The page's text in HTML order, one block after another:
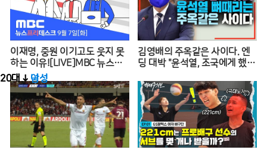
이재명, 중원 이기고도 웃지 못
하는 이유![LIVE]MBC 뉴스프
리데스크 2021년 9월 7일
김영배의 주옥같은 사이다. 엔
딩 대박 "윤석열, 조국에게 했던
20대 ↓ 여성
20대 ↓ 남성